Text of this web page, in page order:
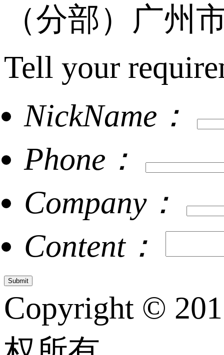
（分部）广州
Tell your
NickName：
Phone：
Company：
Content：
Copyright ©